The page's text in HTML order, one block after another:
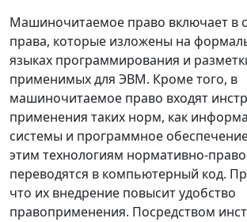
Машиночитаемое право включает в
права, которые изложены на
языках программирования и
применимых для ЭВМ. Кроме того, в
машиночитаемое право входят
применения таких норм, как
системы и программное
этим технологиям нормативно-
переводятся в компьютерный код.
что их внедрение повысит удобство
правоприменения. Посредством